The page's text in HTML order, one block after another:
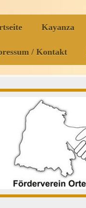
Kayanza
/ Kontakt